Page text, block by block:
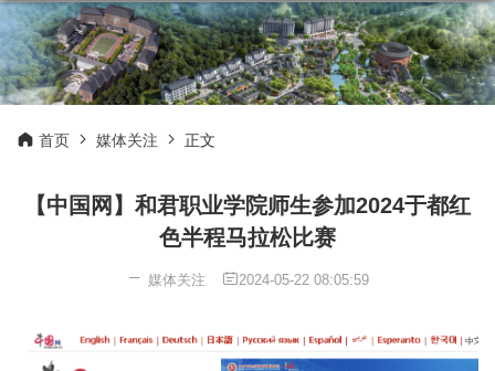
首页 媒体关注 正文
【中国网】和君职业学院师生参加2024于都红
色半程马拉松比赛
媒体关注 2024-05-22 08:05:59